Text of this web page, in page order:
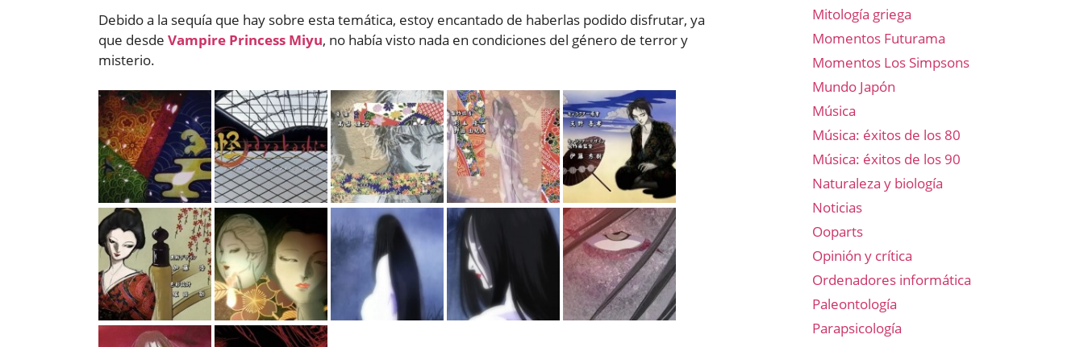
Debido a la sequía que hay sobre esta temática, estoy encantado de haberlas podido disfrutar, ya
que desde Vampire Princess Miyu, no había visto nada en condiciones del género de terror y
misterio.
Mitología griega
Momentos Futurama
Momentos Los Simpsons
Mundo Japón
Música
Música: éxitos de los 80
Música: éxitos de los 90
Naturaleza y biología
Noticias
Ooparts
Opinión y crítica
Ordenadores informática
Paleontología
Parapsicología